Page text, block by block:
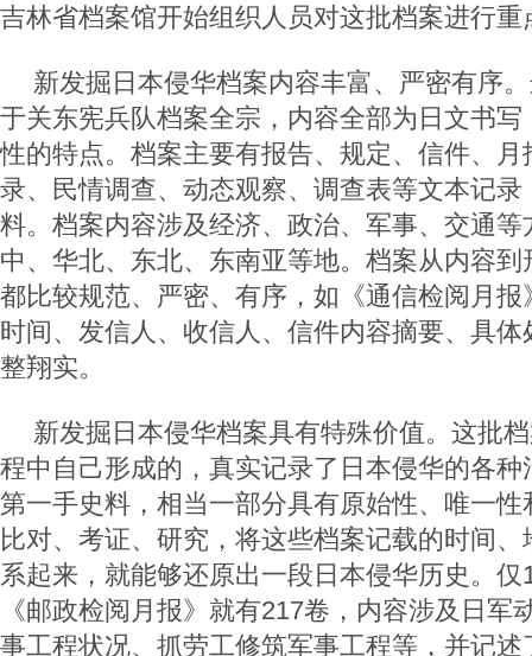
吉林省档案馆开始组织人员对这批档案进行重
新发掘日本侵华档案内容丰富、严密有序
于关东宪兵队档案全宗，内容全部为日文书
性的特点。档案主要有报告、规定、信件、
录、民情调查、动态观察、调查表等文本记
料。档案内容涉及经济、政治、军事、交通
中、华北、东北、东南亚等地。档案从内容
都比较规范、严密、有序，如《通信检阅月
时间、发信人、收信人、信件内容摘要、具
整翔实。
新发掘日本侵华档案具有特殊价值。这批
程中自己形成的，真实记录了日本侵华的各
第一手史料，相当一部分具有原始性、唯一
比对、考证、研究，将这些档案记载的时间
系起来，就能够还原出一段日本侵华历史。仅
《邮政检阅月报》就有217卷，内容涉及日军
事工程状况、抓劳工修筑军事工程等，并记